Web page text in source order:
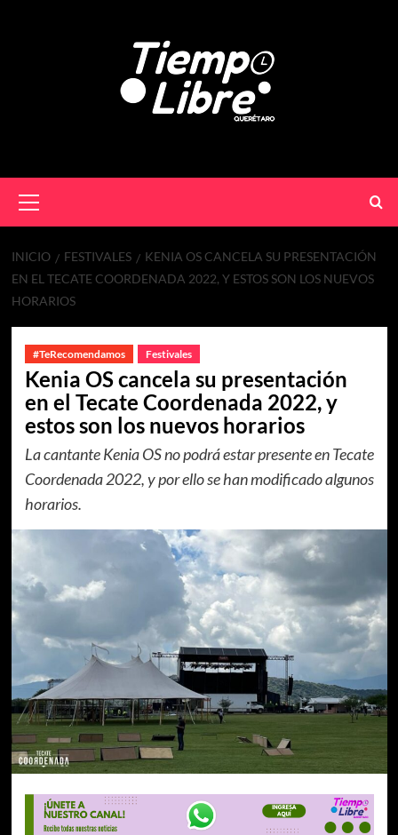
INICIO FESTIVALES
KENIA OS CANCELA SU PRESENTACIÓN
EN EL TECATE COORDENADA 2022, Y ESTOS SON LOS NUEVOS
HORARIOS
#TeRecomendamos Festivales
Kenia OS cancela su presentación
en el Tecate Coordenada 2022, y
estos son los nuevos horarios
La cantante Kenia OS no podrá estar presente en Tecate
Coordenada 2022, y por ello se han modificado algunos
horarios.